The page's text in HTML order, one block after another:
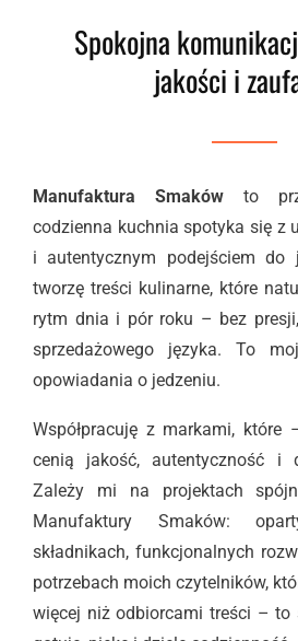
Spokojna
jakości i
Manufaktura Smaków to
codzienna kuchnia spotyka się z
i autentycznym podejściem
tworzę treści kulinarne, które
rytm dnia i pór roku – bez
sprzedażowego języka. To
opowiadania o jedzeniu.
Współpracuję z markami,
cenią jakość, autentyczność i
Zależy mi na projektach
Manufaktury Smaków:
składnikach, funkcjonalnych
potrzebach moich czytelników,
więcej niż odbiorcami treści – to